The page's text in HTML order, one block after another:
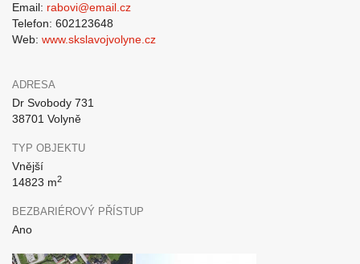
Email: rabovi@email.cz
Telefon: 602123648
Web: www.skslavojvolyne.cz
ADRESA
Dr Svobody 731
38701 Volyně
TYP OBJEKTU
Vnější
14823 m2
BEZBARIÉROVÝ PŘÍSTUP
Ano